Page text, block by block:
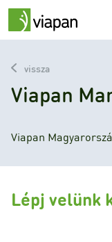
vissza
Viapan
Viapan
Lépj velünk